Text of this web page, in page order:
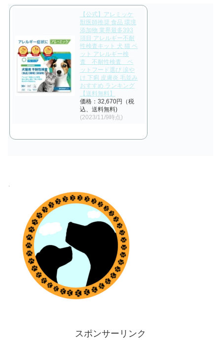
【公式】アレミッケ
獣医師推奨 食品 環境
添加物 業界最多393
項目 アレルギー不耐
性検査キット 犬 猫 ペ
ット アレルギー検
査 不耐性検査 ペ
ットフード選び 涙や
け 下痢 皮膚炎 毛並み
おすすめ ランキング
【送料無料】
価格：32,670円（税
込、送料無料)
(2023/11/9時点)
スポンサーリンク